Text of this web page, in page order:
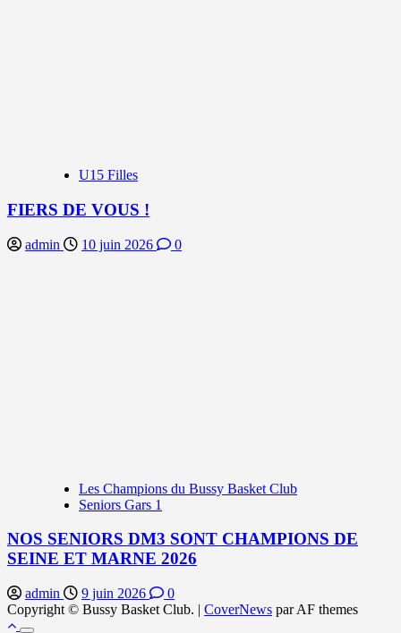
U15 Filles
FIERS DE VOUS !
admin 10 juin 2026 0
Les Champions du Bussy Basket Club
Seniors Gars 1
NOS SENIORS DM3 SONT CHAMPIONS DE
SEINE ET MARNE 2026
admin 9 juin 2026
0
Copyright © Bussy Basket Club. | CoverNews par AF themes